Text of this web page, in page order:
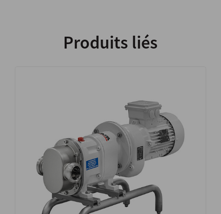
Produits liés